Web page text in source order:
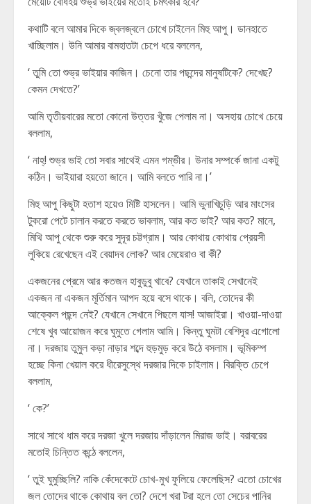
কথাটি বলে আমার দিকে জ্বলজ্বলে চোখে চাইলেন মিহু আপু। ডানহাতে
খাচ্ছিলাম। উনি আমার বামহাতটা চেপে ধরে বললেন,
‘ তুমি তো শুভ্র ভাইয়ার কাজিন। চেনো তার পছন্দের মানুষটিকে? দেখেছ?
কেমন দেখতে?’
আমি তৃতীয়বারের মতো কোনো উত্তর খুঁজে পেলাম না। অসহায় চোখে চেয়ে
বললাম,
‘ নাহ্! শুভ্র ভাই তো সবার সাথেই এমন গম্ভীর। উনার সম্পর্কে জানা একটু
কঠিন। ভাইয়ারা হয়তো জানে। আমি বলতে পারি না।’
মিহু আপু কিছুটা হতাশ হয়েও মিষ্টি হাসলেন। আমি ভুনাখিচুড়ি আর মাংসের
টুকরো পেটে চালান করতে করতে ভাবলাম, আর কত ভাই? আর কত? মানে,
মিথি আপু থেকে শুরু করে সুদূর চট্টগ্রাম। আর কোথায় কোথায় প্রেয়সী
লুকিয়ে রেখেছেন এই বেয়াদব লোক? আর মেয়েরাও বা কী?
একজনের প্রেমে আর কতজন হাবুডুবু খাবে? যেখানে তাকাই সেখানেই
একজন না একজন মূর্তিমান আপদ হয়ে বসে থাকে। বলি, তোদের কী
আক্কেল পছন্দ নেই? যেখানে সেখানে পিছলে যাস! আজাইরা। খাওয়া-দাওয়া
শেষে খুব আয়োজন করে ঘুমুতে গেলাম আমি। কিন্তু ঘুমটা বেশিদূর এগোলো
না। দরজায় তুমুল কড়া নাড়ার শব্দে হুড়মুড় করে উঠে বসলাম। ভূমিকম্প
হচ্ছে কিনা খেয়াল করে ধীরেসুস্থে দরজার দিকে চাইলাম। বিরক্তি চেপে
বললাম,
‘ কে?’
সাথে সাথে ধাম করে দরজা খুলে দরজায় দাঁড়ালেন মিরাজ ভাই। বরাবরের
মতোই চিন্তিত কন্ঠে বললেন,
‘ তুই ঘুমুচ্ছিলি? নাকি কেঁদেকেটে চোখ-মুখ ফুলিয়ে ফেলেছিস? এতো চোখের
জল তোদের থাকে কোথায় বল তো? দেশে খরা টরা হলে তো সেচের পানির